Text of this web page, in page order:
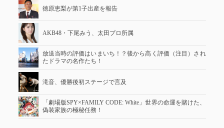
徳原恵梨が第1子出産を報告
AKB48・下尾みう、太田プロ所属
放送当時の評価はいまいち！？後から高く評価（注目）され
たドラマの名作たち！
滝音、優勝後初ステージで言及
「劇場版SPY×FAMILY CODE: White」世界の命運を賭けた、
偽装家族の極秘任務！